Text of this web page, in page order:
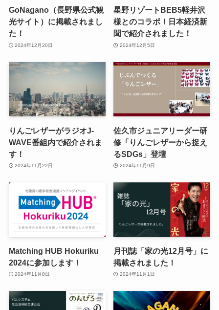
GoNagano（長野県公式観
光サイト）に掲載されまし
た！
2024年12月20日
星野リゾートBEB5軽井沢
様とのコラボ！日本経済新
聞で紹介されました！
2024年12月5日
りんごレザーがラジオJ-
WAVE番組内で紹介されま
す！
2024年11月22日
佐久市ジュニアリーダー研
修「りんごレザーから捉え
るSDGs」登壇
2024年11月9日
Matching HUB Hokuriku
2024に参加します！
2024年11月8日
月刊誌「家の光12月号」に
掲載されました！
2024年11月1日